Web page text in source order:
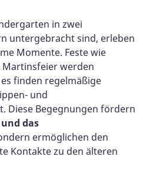
in zwei
untergebracht sind, erleben
Momente. Feste wie
Martinsfeier werden
finden regelmäßige
und
Diese Begegnungen fördern
das
ermöglichen den
Kontakte zu den älteren